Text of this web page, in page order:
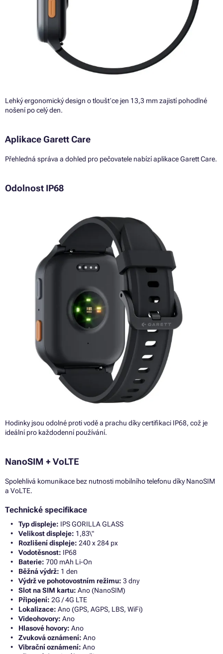
Lehký ergonomický design o tloušťce jen 13,3 mm zajistí pohodlné
nošení po celý den.
Aplikace Garett Care
Přehledná správa a dohled pro pečovatele nabízí aplikace Garett Care.
Odolnost IP68
Hodinky jsou odolné proti vodě a prachu díky certifikaci IP68, což je
ideální pro každodenní používání.
NanoSIM + VoLTE
Spolehlivá komunikace bez nutnosti mobilního telefonu díky NanoSIM
a VoLTE.
Technické specifikace
Typ displeje: IPS GORILLA GLASS
Velikost displeje: 1,83\"
Rozlišení displeje: 240 x 284 px
Vodotěsnost: IP68
Baterie: 700 mAh Li-On
Běžná výdrž: 1 den
Výdrž ve pohotovostním režimu: 3 dny
Slot na SIM kartu: Ano (NanoSIM)
Připojení: 2G / 4G LTE
Lokalizace: Ano (GPS, AGPS, LBS, WiFi)
Videohovory: Ano
Hlasové hovory: Ano
Zvuková oznámení: Ano
Vibrační oznámení: Ano